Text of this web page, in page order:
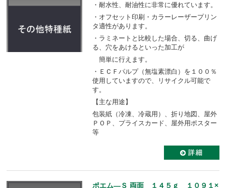
・耐水性、耐油性に非常に優れています。
・オフセット印刷・カラーレーザープリン
タ適性があります。
・ラミネートと比較した場合、切る、曲げ
る、穴をあけるといった加工が
簡単に行えます。
・ＥＣＦパルプ（無塩素漂白）を１００％
使用していますので、リサイクル可能で
す。
【主な用途】
包装紙（冷凍、冷蔵用）、折り地図、屋外
ＰＯＰ、プライスカード、屋外用ポスター
等
ポエム―Ｓ 両面 １４５ｇ １０９１×